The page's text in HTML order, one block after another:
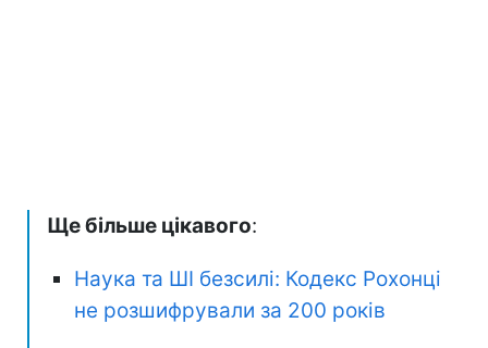
Ще більше цікавого:
Наука та ШІ безсилі: Кодекс Рохонці
не розшифрували за 200 років